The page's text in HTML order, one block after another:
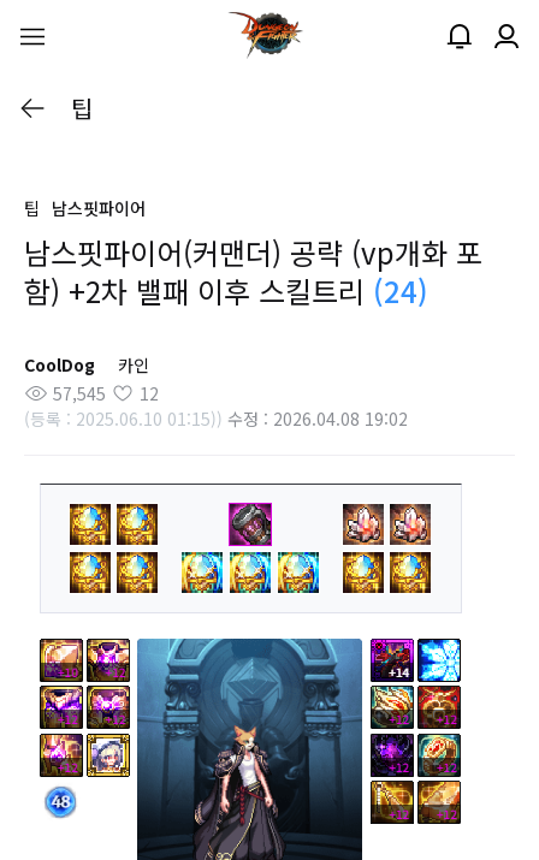
팁
팁 남스핏파이어
남스핏파이어(커맨더) 공략 (vp개화 포
함) +2차 밸패 이후 스킬트리 (24)
CoolDog
카인
57,545
12
(등록 : 2025.06.10 01:15)) 수정 : 2026.04.08 19:02